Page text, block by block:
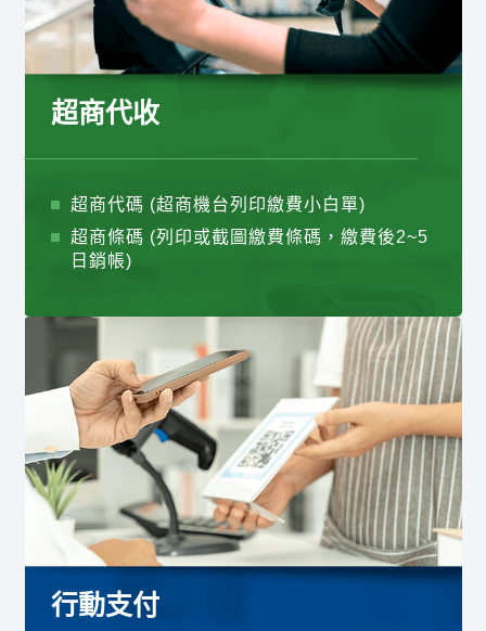
超商代收
超商代碼 (超商機台列印繳費小白單)
超商條碼 (列印或截圖繳費條碼，繳費後2~5
日銷帳)
行動支付